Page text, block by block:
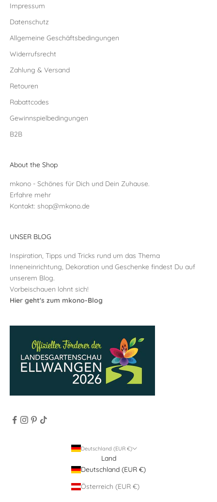
Impressum
Datenschutz
Allgemeine Geschäftsbedingungen
Widerrufsrecht
Zahlung & Versand
Retouren
Rabattcodes
Gewinnspielbedingungen
B2B
About the Shop
mkono - Schönes für Dich und Dein Zuhause.
Erfahre mehr
Kontakt: shop@mkono.de
UNSER BLOG
Inspiration, Tipps und Tricks rund um das Thema
Inneneinrichtung, Dekoration und Geschenke findest Du auf
unserem Blog.
Vorbeischauen lohnt sich!
Hier geht's zum mkono-Blog
Deutschland (EUR €)
Land
Deutschland (EUR €)
Österreich (EUR €)